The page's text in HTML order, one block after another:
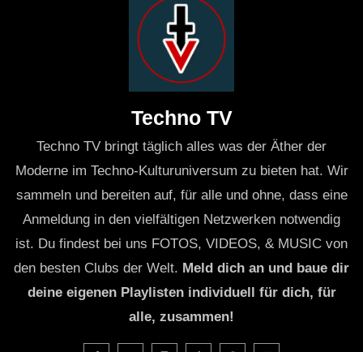
Techno TV
Techno TV bringt täglich alles was der Äther der
Moderne im Techno-Kulturuniversum zu bieten hat. Wir
sammeln und bereiten auf, für alle und ohne, dass eine
Anmeldung in den vielfältigen Netzwerken notwendig
ist. Du findest bei uns FOTOS, VIDEOS, & MUSIC von
den besten Clubs der Welt. Meld dich an und baue dir
deine eigenen Playlisten individuell für dich, für
alle, zusammen!